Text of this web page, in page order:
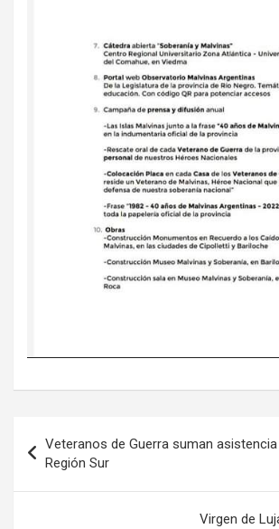
de
entradas
Veteranos de Guerra suman
Región Sur
Virgen de